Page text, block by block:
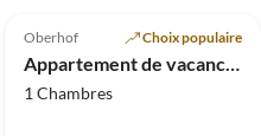
Oberhof Choix populaire
Appartement de vacances Petit Château Forestier
1 Chambres